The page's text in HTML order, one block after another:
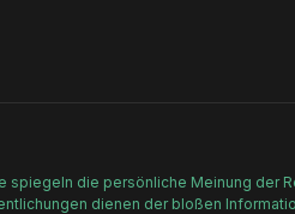
die persönliche Meinung der
dienen der bloßen